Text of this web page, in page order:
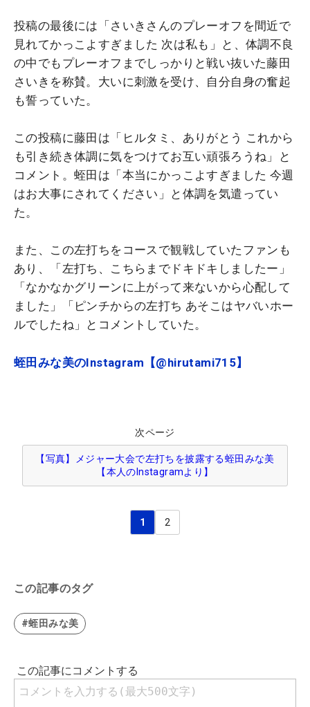
投稿の最後には「さいきさんのプレーオフを間近で
見れてかっこよすぎました 次は私も」と、体調不良
の中でもプレーオフまでしっかりと戦い抜いた藤田
さいきを称賛。大いに刺激を受け、自分自身の奮起
も誓っていた。
この投稿に藤田は「ヒルタミ、ありがとう これから
も引き続き体調に気をつけてお互い頑張ろうね」と
コメント。蛭田は「本当にかっこよすぎました 今週
はお大事にされてください」と体調を気遣ってい
た。
また、この左打ちをコースで観戦していたファンも
あり、「左打ち、こちらまでドキドキしましたー」
「なかなかグリーンに上がって来ないから心配して
ました」「ピンチからの左打ち あそこはヤバいホー
ルでしたね」とコメントしていた。
蛭田みな美のInstagram【@hirutami715】
次ページ
【写真】メジャー大会で左打ちを披露する蛭田みな美
【本人のInstagramより】
1 2
この記事のタグ
#蛭田みな美